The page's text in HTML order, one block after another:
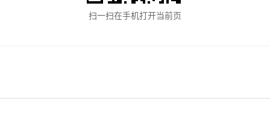
扫一扫在手机打开当前页